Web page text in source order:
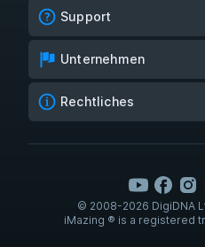
Support
Unternehmen
Rechtliches
© 2008-2026 DigiDNA
iMazing ® is a registered